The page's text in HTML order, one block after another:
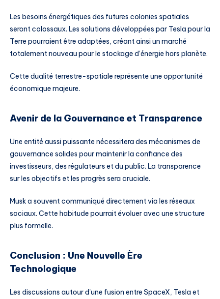
Les besoins énergétiques des futures colonies spatiales
seront colossaux. Les solutions développées par Tesla pour la
Terre pourraient être adaptées, créant ainsi un marché
totalement nouveau pour le stockage d’énergie hors planète.
Cette dualité terrestre-spatiale représente une opportunité
économique majeure.
Avenir de la Gouvernance et Transparence
Une entité aussi puissante nécessitera des mécanismes de
gouvernance solides pour maintenir la confiance des
investisseurs, des régulateurs et du public. La transparence
sur les objectifs et les progrès sera cruciale.
Musk a souvent communiqué directement via les réseaux
sociaux. Cette habitude pourrait évoluer avec une structure
plus formelle.
Conclusion : Une Nouvelle Ère
Technologique
Les discussions autour d’une fusion entre SpaceX, Tesla et